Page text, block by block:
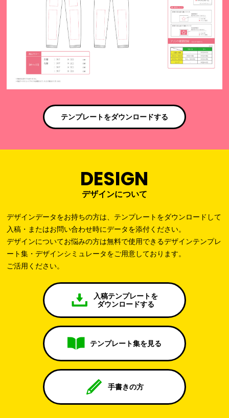
テンプレートをダウンロードする
DESIGN
デザインについて
デザインデータをお持ちの方は、テンプレートをダウンロードして
入稿・またはお問い合わせ時にデータを添付ください。
デザインについてお悩みの方は無料で使用できるデザインテンプレ
ート集・デザインシミュレータをご用意しております。
ご活用ください。
入稿テンプレートを
ダウンロードする
テンプレート集を見る
手書きの方